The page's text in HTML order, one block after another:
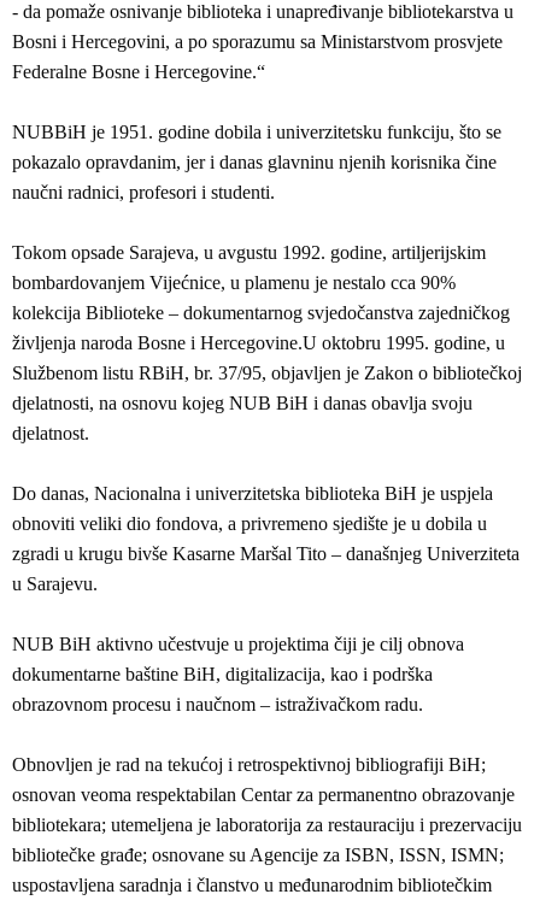
- da pomaže osnivanje biblioteka i unapređivanje bibliotekarstva u
Bosni i Hercegovini, a po sporazumu sa Ministarstvom prosvjete
Federalne Bosne i Hercegovine.“
NUBBiH je 1951. godine dobila i univerzitetsku funkciju, što se
pokazalo opravdanim, jer i danas glavninu njenih korisnika čine
naučni radnici, profesori i studenti.
Tokom opsade Sarajeva, u avgustu 1992. godine, artiljerijskim
bombardovanjem Vijećnice, u plamenu je nestalo cca 90%
kolekcija Biblioteke – dokumentarnog svjedočanstva zajedničkog
življenja naroda Bosne i Hercegovine.U oktobru 1995. godine, u
Službenom listu RBiH, br. 37/95, objavljen je Zakon o bibliotečkoj
djelatnosti, na osnovu kojeg NUB BiH i danas obavlja svoju
djelatnost.
Do danas, Nacionalna i univerzitetska biblioteka BiH je uspjela
obnoviti veliki dio fondova, a privremeno sjedište je u dobila u
zgradi u krugu bivše Kasarne Maršal Tito – današnjeg Univerziteta
u Sarajevu.
NUB BiH aktivno učestvuje u projektima čiji je cilj obnova
dokumentarne baštine BiH, digitalizacija, kao i podrška
obrazovnom procesu i naučnom – istraživačkom radu.
Obnovljen je rad na tekućoj i retrospektivnoj bibliografiji BiH;
osnovan veoma respektabilan Centar za permanentno obrazovanje
bibliotekara; utemeljena je laboratorija za restauraciju i prezervaciju
bibliotečke građe; osnovane su Agencije za ISBN, ISSN, ISMN;
uspostavljena saradnja i članstvo u međunarodnim bibliotečkim